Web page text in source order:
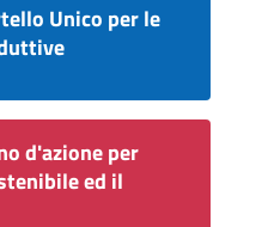
Unico per le
d'azione per
ed il